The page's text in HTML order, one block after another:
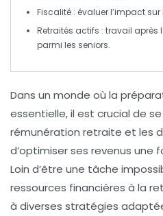
Fiscalité : évaluer l’impact
Retraités actifs : travail après
parmi les seniors.
Dans un monde où la
essentielle, il est crucial de
rémunération retraite et les
d’optimiser ses revenus une
Loin d’être une tâche
ressources financières à la
à diverses stratégies